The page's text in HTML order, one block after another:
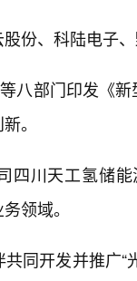
份、科陆电子
八部门印发《
。
四川天工氢储
领域。
同开发并推广